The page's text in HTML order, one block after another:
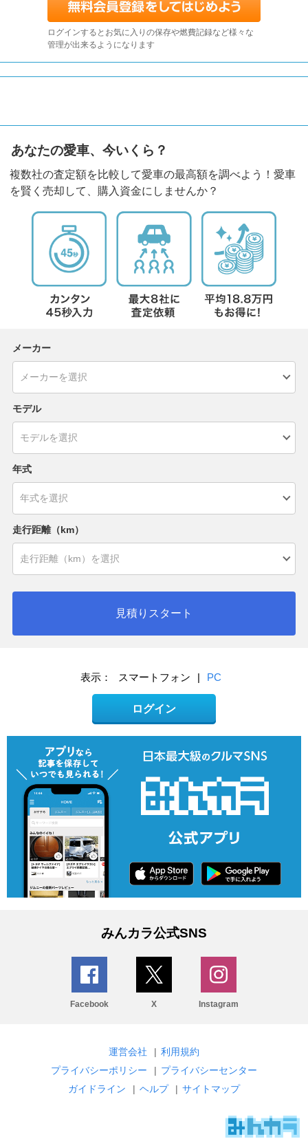
ログインするとお気に入りの保存や燃費記録など様々な
管理が出来るようになります
あなたの愛車、今いくら？
複数社の査定額を比較して愛車の最高額を調べよう！愛車
を賢く売却して、購入資金にしませんか？
メーカー
モデル
年式
走行距離（km）
見積りスタート
表示： スマートフォン | PC
ログイン
みんカラ公式SNS
Facebook X Instagram
運営会社 | 利用規約
プライバシーポリシー
| プライバシーセンター
ガイドライン
| ヘルプ | サイトマップ